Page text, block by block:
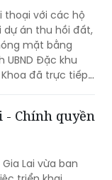
tỉnh; cùng đại
nghiệp vụ
mặt bằng
UBND Đặc khu
đã trực tiếp
kiến nghị của
cam kết
quyền, lợi ích
- Chính quyền
Gia Lai vừa ban
triển khai
doanh nghiệp
Gia Lai trả lời”